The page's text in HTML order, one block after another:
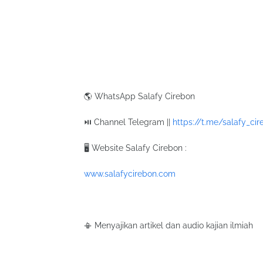
🌎 WhatsApp Salafy Cirebon
⏯ Channel Telegram || https://t.me/
🖥 Website Salafy Cirebon :
www.salafycirebon.com
📳 Menyajikan artikel dan audio kajian ilmiah